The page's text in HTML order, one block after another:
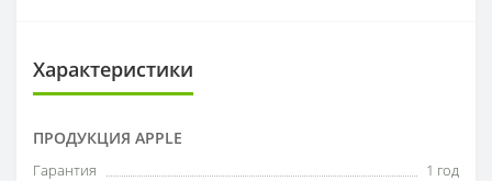
Характеристики
ПРОДУКЦИЯ APPLE
Гарантия
1 год